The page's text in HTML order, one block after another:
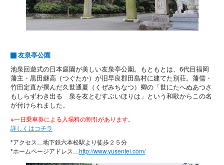
友泉亭公園
池泉回遊式の日本庭園が美しい友泉亭公園。もともとは、6代目福岡
藩主・黒田継高（つぐたか）が旧早良郡田島村に建てた別荘。藩儒・
竹田定直が撰んだ久世通夏（くぜみちなつ）卿の「世にたへぬあつさ
もしらずわき出る 泉を友とむすぶいほりは」という和歌からこの名
が付けられました。
※一日乗車券による入場料の割引があります。
詳しくはコチラ
*アクセス…地下鉄六本松駅より徒歩２５分
*ホームページアドレス…http://www.yusentei.com/